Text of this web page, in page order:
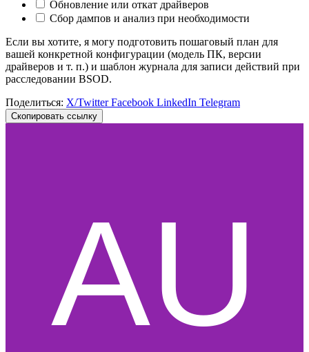
Обновление или откат драйверов
Сбор дампов и анализ при необходимости
Если вы хотите, я могу подготовить пошаговый план для
вашей конкретной конфигурации (модель ПК, версии
драйверов и т. п.) и шаблон журнала для записи действий при
расследовании BSOD.
Поделиться: X/TwitterFacebook LinkedIn Telegram
Скопировать ссылку